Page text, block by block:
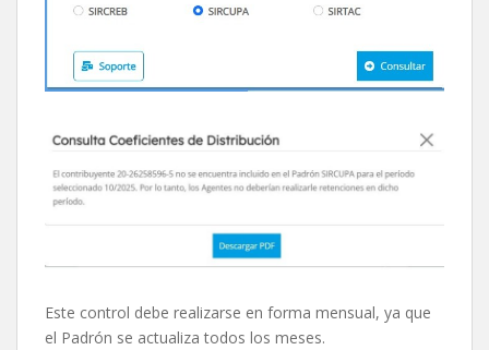
Este control debe realizarse en forma mensual, ya que
el Padrón se actualiza todos los meses.